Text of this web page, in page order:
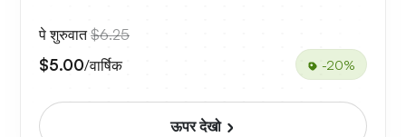
पे शुरुवात$6.25
$5.00/वार्षिक -20%
ऊपर देखो